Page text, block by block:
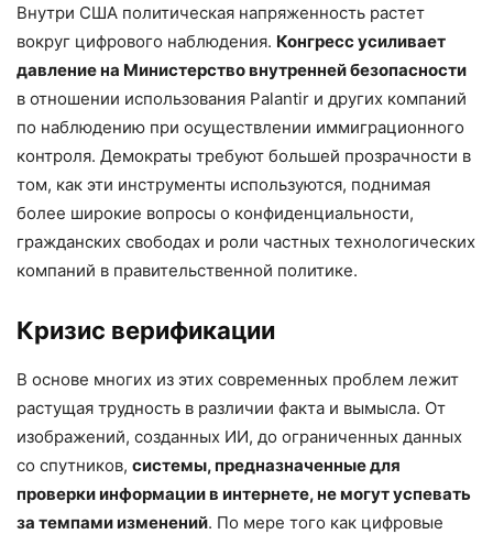
Внутри США политическая напряженность растет
вокруг цифрового наблюдения. Конгресс усиливает
давление на Министерство внутренней безопасности
в отношении использования Palantir и других компаний
по наблюдению при осуществлении иммиграционного
контроля. Демократы требуют большей прозрачности в
том, как эти инструменты используются, поднимая
более широкие вопросы о конфиденциальности,
гражданских свободах и роли частных технологических
компаний в правительственной политике.
Кризис верификации
В основе многих из этих современных проблем лежит
растущая трудность в различии факта и вымысла. От
изображений, созданных ИИ, до ограниченных данных
со спутников, системы, предназначенные для
проверки информации в интернете, не могут успевать
за темпами изменений. По мере того как цифровые